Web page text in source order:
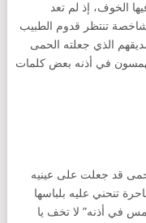
الخوف، إذ لم تعد
شاخصة تنتظر قدوم الطبيب
الذي جعلته الحمى
في أذنه بعض كلمات
قد جعلت على عينيه
تنحني عليه بلباسها
في أذنه” لا تخف يا